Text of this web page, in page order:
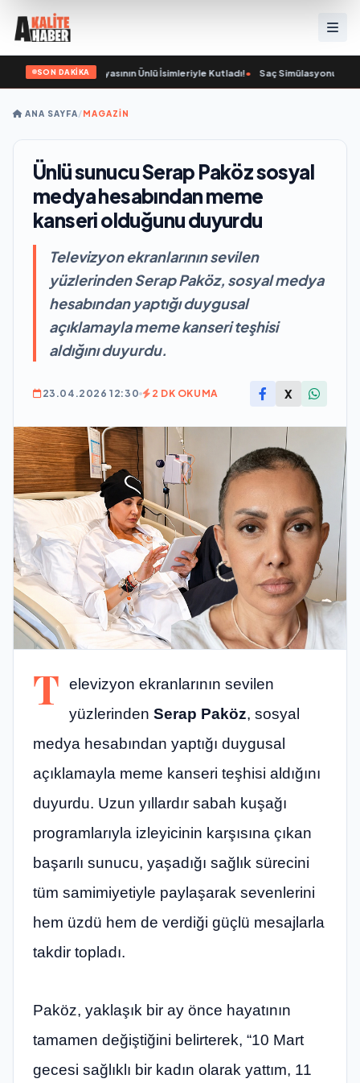
SON DAKİKA
ve Cemiyet Dünyasının Ünlü İsimleriyle Kutladı!• Saç Simülasyonunda
ANA SAYFA/MAGAZİN
Ünlü sunucu Serap Paköz sosyal
medya hesabından meme
kanseri olduğunu duyurdu
Televizyon ekranlarının sevilen
yüzlerinden Serap Paköz, sosyal medya
hesabından yaptığı duygusal
açıklamayla meme kanseri teşhisi
aldığını duyurdu.
23.04.2026 12:30 2 DK OKUMA X
T
elevizyon ekranlarının sevilen
yüzlerinden Serap Paköz, sosyal
medya hesabından yaptığı duygusal
açıklamayla meme kanseri teşhisi aldığını
duyurdu. Uzun yıllardır sabah kuşağı
programlarıyla izleyicinin karşısına çıkan
başarılı sunucu, yaşadığı sağlık sürecini
tüm samimiyetiyle paylaşarak sevenlerini
hem üzdü hem de verdiği güçlü mesajlarla
takdir topladı.
Paköz, yaklaşık bir ay önce hayatının
tamamen değiştiğini belirterek, “10 Mart
gecesi sağlıklı bir kadın olarak yattım, 11